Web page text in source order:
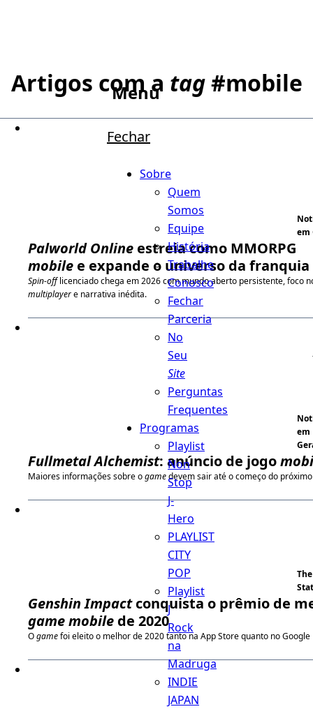
Menu
Fechar
Sobre
Quem
Somos
Equipe
História
Trabalhe
Conosco
Fechar
Parceria
No
Seu
Site
Perguntas
Frequentes
Programas
Playlist
Non
Stop
J-
Hero
PLAYLIST
CITY
POP
Playlist
J
Rock
na
Madruga
INDIE
JAPAN
Artigos com a tag#mobile
em
Palworld Online estreia como MMORPG
mobile e expande o universo da franquia
Spin-offlicenciado chega em 2026 com mundo aberto persistente, foco
multiplayere narrativa inédita.
em
Fullmetal Alchemist: anúncio de jogo
Maiores informações sobre ogamedevem sair até o começo do
Genshin Impactconquista o prêmio de
gamemobile de 2020
Ogamefoi eleito o melhor de 2020 tanto na App Store quanto no Google